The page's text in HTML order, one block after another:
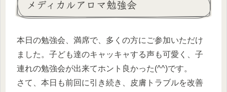
メディカルアロマ勉強会
本日の勉強会、満席で、多くの方にご参加いただけ
ました。子ども達のキャッキャする声も可愛く、子
連れの勉強会が出来てホント良かった(^^)です。
さて、本日も前回に引き続き、皮膚トラブルを改善